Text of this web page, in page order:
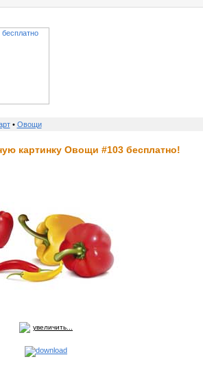
• Овощи
картинку Овощи #103 бесплатно!
увеличить...